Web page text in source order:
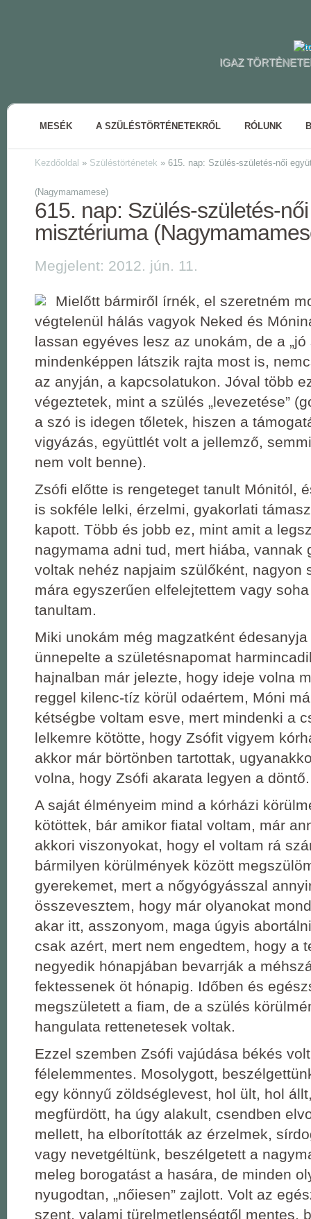
IGAZ
MESÉK A SZÜLÉSTÖRTÉNETEKRŐL RÓLUNK
Kezdőoldal » Szüléstörténetek » 615. nap: Szülés-születés-női
(Nagymamamese)
615. nap: Szülés-születés-
misztériuma
Megjelent: 2012. jún. 11.
Mielőtt bármiről írnék, el szeretném
végtelenül hálás vagyok Neked és
lassan egyéves lesz az unokám, de a „jó
mindenképpen látszik rajta most is,
az anyján, a kapcsolatukon. Jóval több
végeztetek, mint a szülés „levezetése”
a szó is idegen tőletek, hiszen a
vigyázás, együttlét volt a jellemző,
nem volt benne).
Zsófi előtte is rengeteget tanult Mónitól,
is sokféle lelki, érzelmi, gyakorlati
kapott. Több és jobb ez, mint amit a
nagymama adni tud, mert hiába, vannak
voltak nehéz napjaim szülőként, nagyon
mára egyszerűen elfelejtettem vagy
tanultam.
Miki unokám még magzatként
ünnepelte a születésnapomat
hajnalban már jelezte, hogy ideje volna
reggel kilenc-tíz körül odaértem, Móni
kétségbe voltam esve, mert mindenki a
lelkemre kötötte, hogy Zsófit vigyem
akkor már börtönben tartottak,
volna, hogy Zsófi akarata legyen a döntő.
A saját élményeim mind a kórházi
kötöttek, bár amikor fiatal voltam, már
akkori viszonyokat, hogy el voltam rá
bármilyen körülmények között
gyerekemet, mert a nőgyógyásszal
összevesztem, hogy már olyanokat
akar itt, asszonyom, maga úgyis
csak azért, mert nem engedtem, hogy a
negyedik hónapjában bevarrják a
fektessenek öt hónapig. Időben és
megszületett a fiam, de a szülés
hangulata rettenetesek voltak.
Ezzel szemben Zsófi vajúdása békés
félelemmentes. Mosolygott,
egy könnyű zöldséglevest, hol ült, hol
megfürdött, ha úgy alakult, csendben
mellett, ha elborították az érzelmek,
vagy nevetgéltünk, beszélgetett a
meleg borogatást a hasára, de minden
nyugodtan, „nőiesen” zajlott. Volt az
szent, valami türelmetlenségtől mentes,